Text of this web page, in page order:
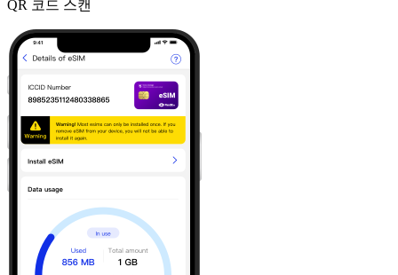
QR 코드 스캔